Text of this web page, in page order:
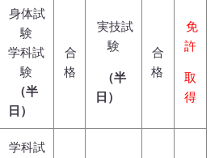
身体試
験
学科試
験
（半
日）
合
格
実技試
験
（半
日）
合
格
免
許
取
得
学科試